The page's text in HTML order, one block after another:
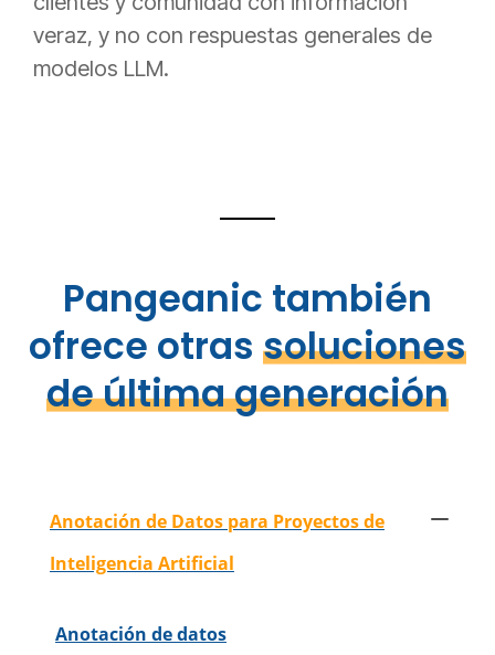
veraz, y no con respuestas generales de
modelos LLM.
Pangeanic también
ofrece otras soluciones
de última generación
Anotación de Datos para Proyectos de
Inteligencia Artificial
Anotación de datos